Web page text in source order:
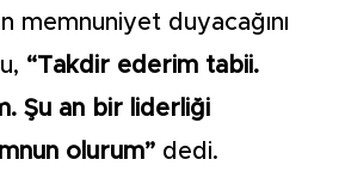
memnuniyet duyacağını
“Takdir ederim tabii.
Şu an bir liderliği
olurum” dedi.